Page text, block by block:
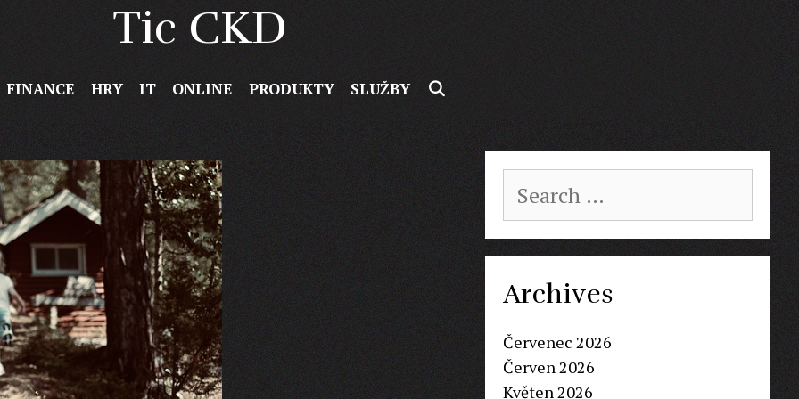
Tic CKD
FINANCE HRY IT ONLINE PRODUKTY SLUŽBY
for:
Archives
Červenec 2026
Červen 2026
Květen 2026